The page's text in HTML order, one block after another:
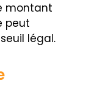
montant
peut
légal.